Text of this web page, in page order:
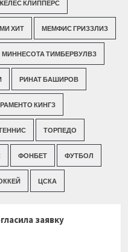
КЛИППЕРС
ХИТ МЕМФИС ГРИЗЗЛИЗ
МИННЕСОТА ТИМБЕРВУЛВЗ
РИНАТ БАШИРОВ
КИНГЗ
ТОРПЕДО
ФОНБЕТ ФУТБОЛ
ЦСКА
заявку